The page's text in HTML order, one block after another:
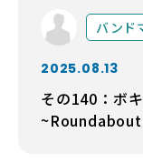
バンド
2025.08.13
その140：ボ